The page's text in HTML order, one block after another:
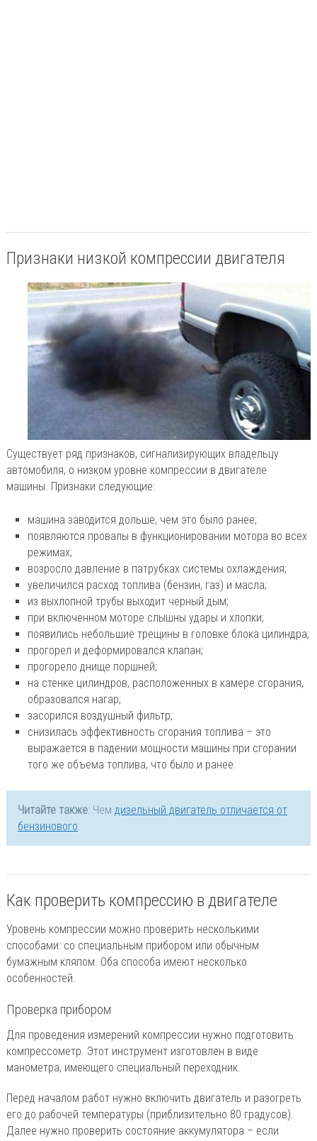
Признаки низкой компрессии двигателя
Существует ряд признаков, сигнализирующих владельцу
автомобиля, о низком уровне компрессии в двигателе
машины. Признаки следующие:
машина заводится дольше, чем это было ранее;
появляются провалы в функционировании мотора во всех
режимах;
возросло давление в патрубках системы охлаждения;
увеличился расход топлива (бензин, газ) и масла;
из выхлопной трубы выходит черный дым;
при включенном моторе слышны удары и хлопки;
появились небольшие трещины в головке блока цилиндра;
прогорел и деформировался клапан;
прогорело днище поршней;
на стенке цилиндров, расположенных в камере сгорания,
образовался нагар;
засорился воздушный фильтр;
снизилась эффективность сгорания топлива – это
выражается в падении мощности машины при сгорании
того же объема топлива, что было и ранее.
Читайте также: Чем дизельный двигатель отличается от
бензинового.
Как проверить компрессию в двигателе
Уровень компрессии можно проверить несколькими
способами: со специальным прибором или обычным
бумажным кляпом. Оба способа имеют несколько
особенностей.
Проверка прибором
Для проведения измерений компрессии нужно подготовить
компрессометр. Этот инструмент изготовлен в виде
манометра, имеющего специальный переходник.
Перед началом работ нужно включить двигатель и разогреть
его до рабочей температуры (приблизительно 80 градусов).
Далее нужно проверить состояние аккумулятора – если